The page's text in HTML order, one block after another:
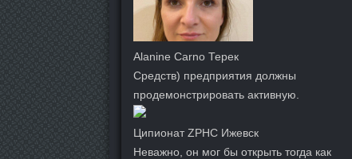
Alanine Carno Терек
Средств) предприятия должны
продемонстрировать активную.
Ципионат ZPHC Ижевск
Неважно, он мог бы открыть тогда как